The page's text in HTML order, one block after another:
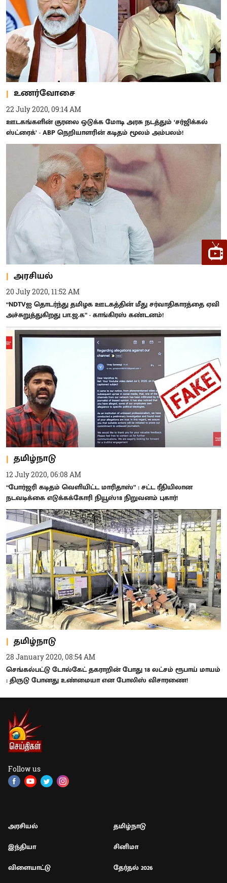
உணர்வோசை
22 July 2020, 09:14 AM
ஊடகங்களின் குரலை ஒடுக்க மோடி அரசு நடத்தும் ‘சர்ஜிக்கல்
ஸ்ட்ரைக்’ - ABP நெறியாளரின் கடிதம் மூலம் அம்பலம்!
அரசியல்
20 July 2020, 11:52 AM
“NDTVஐ தொடர்ந்து தமிழக ஊடகத்தின் மீது சர்வாதிகாரத்தை ஏவி
அச்சுறுத்துகிறது பா.ஜ.க” - காங்கிரஸ் கண்டனம்!
தமிழ்நாடு
12 July 2020, 06:08 AM
“போர்ஜரி கடிதம் வெளியிட்ட மாரிதாஸ்” : சட்ட ரீதியிலான
நடவடிக்கை எடுக்கக்கோரி நியூஸ்18 நிறுவனம் புகார்!
தமிழ்நாடு
28 January 2020, 08:54 AM
செங்கல்பட்டு டோல்கேட் தகராறின் போது 18 லட்சம் ரூபாய் மாயம்
: திருடு போனது உண்மையா என போலிஸ் விசாரணை!
Follow us
அரசியல்
தமிழ்நாடு
இந்தியா
சினிமா
விளையாட்டு
தேர்தல் 2026